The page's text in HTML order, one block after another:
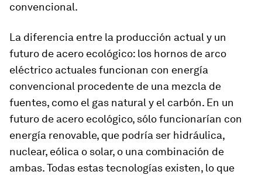
convencional.
La diferencia entre la producción actual y un
futuro de acero ecológico: los hornos de arco
eléctrico actuales funcionan con energía
convencional procedente de una mezcla de
fuentes, como el gas natural y el carbón. En un
futuro de acero ecológico, sólo funcionarían con
energía renovable, que podría ser hidráulica,
nuclear, eólica o solar, o una combinación de
ambas. Todas estas tecnologías existen, lo que